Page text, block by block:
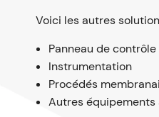
Voici les autres
Panneau de contrôle
Instrumentation
Procédés
Autres